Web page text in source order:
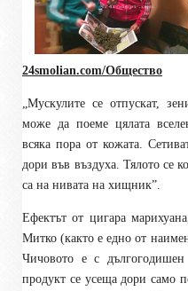
24smolian.com/Общество
„Мускулите се отпускат,
може да поеме цялата
всяка пора от кожата.
дори във въздуха. Тялото се
са на нивата на хищник”.
Ефектът от цигара
Митко (както е едно от
Чичовото е с дългогодишен
продукт се усеща дори само